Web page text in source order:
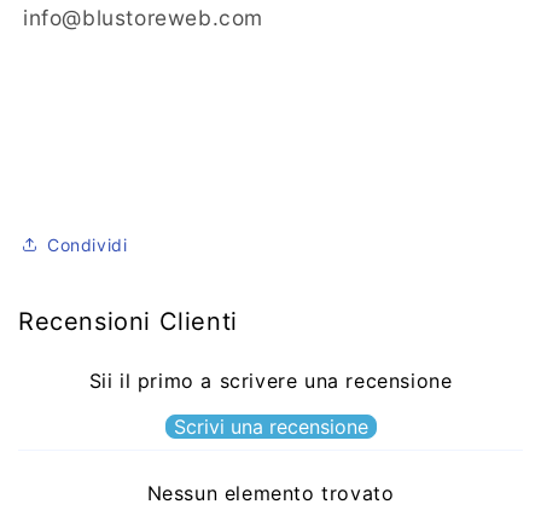
info@blustoreweb.com
Condividi
Recensioni Clienti
Sii il primo a scrivere una recensione
Scrivi una recensione
Nessun elemento trovato